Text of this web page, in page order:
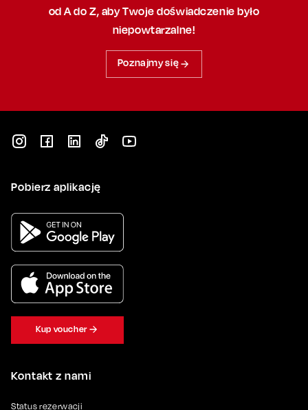
od A do Z, abyTwoje doświadczenie było
niepowtarzalne!
Poznajmy się
Kontakt z nami
Status rezerwacji
Pobierz aplikację
Kup voucher